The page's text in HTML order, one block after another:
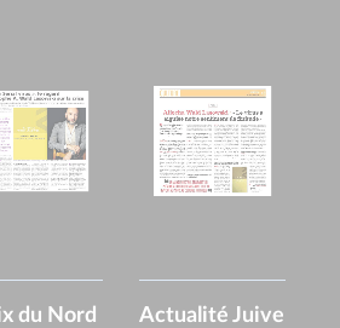
du Nord Actualité Juive